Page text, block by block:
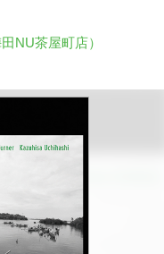
NU茶屋町店）